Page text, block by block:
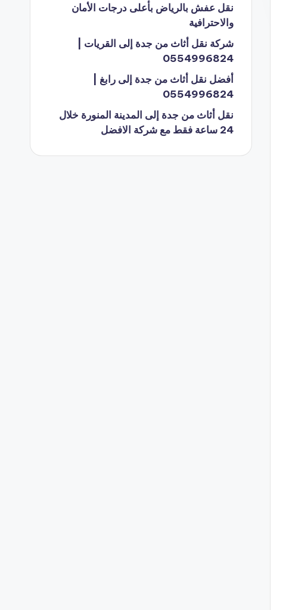
نقل عفش بالرياض بأعلى درجات الأمان
والاحترافية
شركة نقل أثاث من جدة إلى القريات |
0554996824
أفضل نقل أثاث من جدة إلى رابغ |
0554996824
نقل أثاث من جدة إلى المدينة المنورة خلال
24 ساعة فقط مع شركة الافضل